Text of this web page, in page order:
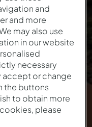
Club
en vigor.
and
and more
may also use
in our website
necessary
accept or change
the buttons
to obtain more
please